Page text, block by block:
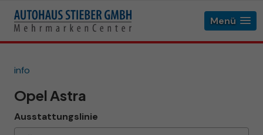
Menü
info
Opel Astra
Ausstattungslinie